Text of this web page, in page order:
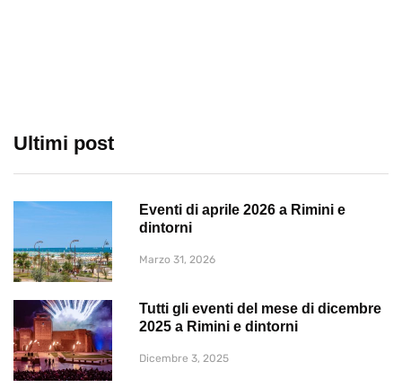
Ultimi post
Eventi di aprile 2026 a Rimini e
dintorni
Marzo 31, 2026
Tutti gli eventi del mese di dicembre
2025 a Rimini e dintorni
Dicembre 3, 2025